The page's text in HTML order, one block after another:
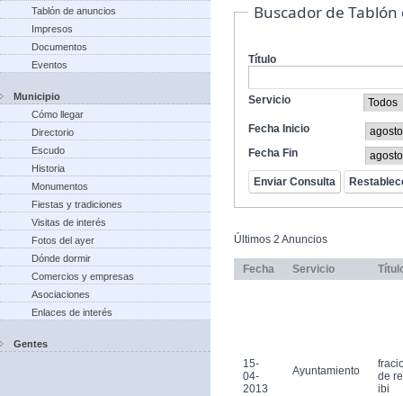
Tablón de anuncios
Impresos
Documentos
Eventos
Municipio
Cómo llegar
Directorio
Escudo
Historia
Monumentos
Fiestas y tradiciones
Visitas de interés
Fotos del ayer
Dónde dormir
Comercios y empresas
Asociaciones
Enlaces de interés
Gentes
Buscador de
Título
Servicio
Fecha Inicio
Fecha Fin
Últimos 2 Anuncios
Fecha Servicio
15-
04-
2013
Ayuntamiento
de
ibi